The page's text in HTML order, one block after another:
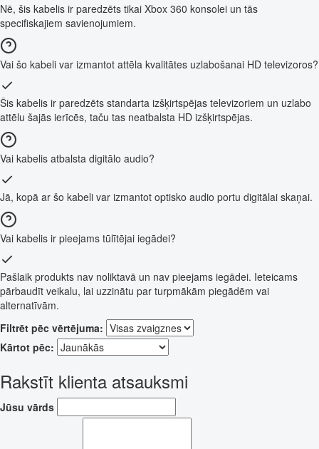
Nē, šis kabelis ir paredzēts tikai Xbox 360 konsolei un tās
specifiskajiem savienojumiem.
Vai šo kabeli var izmantot attēla kvalitātes uzlabošanai HD televizoros?
Šis kabelis ir paredzēts standarta izšķirtspējas televizoriem un uzlabo
attēlu šajās ierīcēs, taču tas neatbalsta HD izšķirtspējas.
Vai kabelis atbalsta digitālo audio?
Jā, kopā ar šo kabeli var izmantot optisko audio portu digitālai skaņai.
Vai kabelis ir pieejams tūlītējai iegādei?
Pašlaik produkts nav noliktavā un nav pieejams iegādei. Ieteicams
pārbaudīt veikalu, lai uzzinātu par turpmākām piegādēm vai
alternatīvām.
Filtrēt pēc vērtējuma:
Kārtot pēc:
Rakstīt klienta atsauksmi
Jūsu vārds